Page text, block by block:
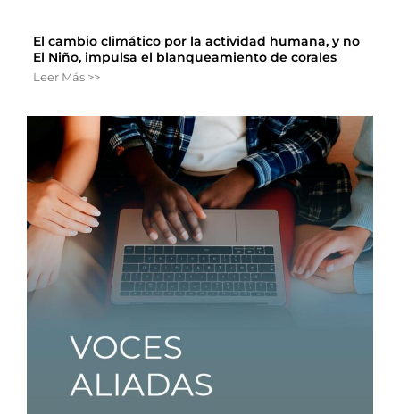
El cambio climático por la actividad humana, y no
El Niño, impulsa el blanqueamiento de corales
Leer Más >>